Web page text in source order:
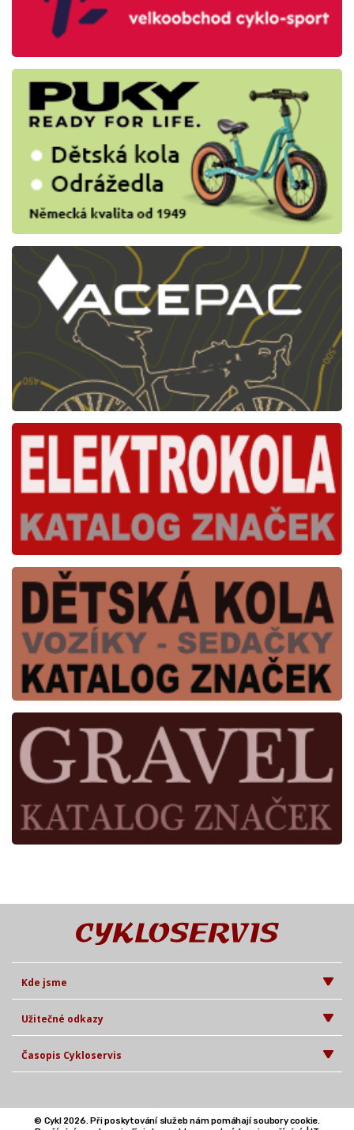
Kde jsme
Užitečné odkazy
Časopis Cykloservis
© Cykl 2026. Při poskytování služeb nám pomáhají soubory cookie.